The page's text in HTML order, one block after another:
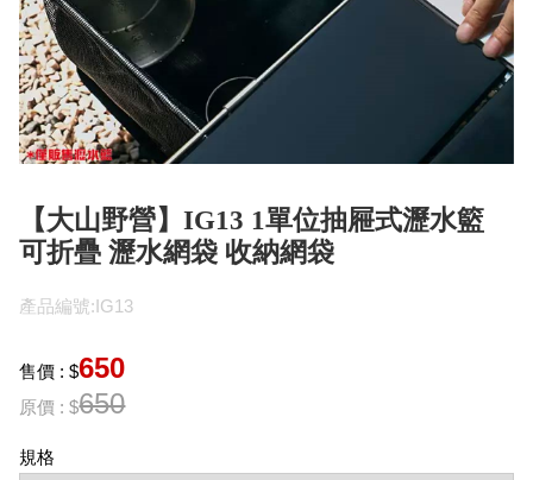
【大山野營】IG13 1單位抽屜式瀝水籃
可折疊 瀝水網袋 收納網袋
產品編號:IG13
售價 : $650
原價 : $650
規格